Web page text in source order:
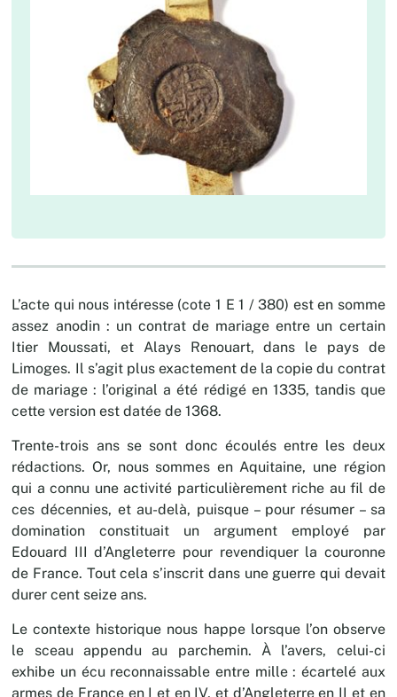
L’acte qui nous intéresse (cote 1 E 1 / 380) est en somme
assez anodin : un contrat de mariage entre un certain
Itier Moussati, et Alays Renouart, dans le pays de
Limoges. Il s’agit plus exactement de la copie du contrat
de mariage : l’original a été rédigé en 1335, tandis que
cette version est datée de 1368.
Trente-trois ans se sont donc écoulés entre les deux
rédactions. Or, nous sommes en Aquitaine, une région
qui a connu une activité particulièrement riche au fil de
ces décennies, et au-delà, puisque – pour résumer – sa
domination constituait un argument employé par
Edouard III d’Angleterre pour revendiquer la couronne
de France. Tout cela s’inscrit dans une guerre qui devait
durer cent seize ans.
Le contexte historique nous happe lorsque l’on observe
le sceau appendu au parchemin. À l’avers, celui-ci
exhibe un écu reconnaissable entre mille : écartelé aux
armes de France en I et en IV, et d’Angleterre en II et en